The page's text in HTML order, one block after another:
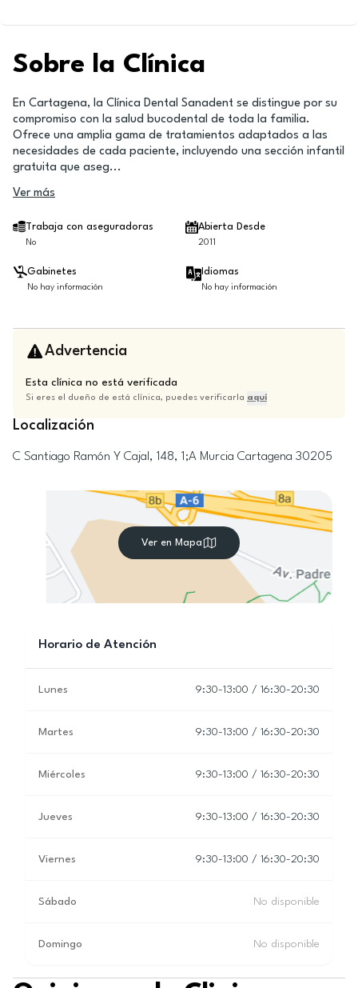
Sobre la Clínica
En Cartagena, la Clínica Dental Sanadent se distingue por su
compromiso con la salud bucodental de toda la familia.
Ofrece una amplia gama de tratamientos adaptados a las
necesidades de cada paciente, incluyendo una sección infantil
gratuita que aseg...
Ver más
Trabaja con aseguradoras
No
Abierta Desde
2011
Gabinetes
No hay información
Idiomas
No hay información
Advertencia
Esta clínica no está verificada
Si eres el dueño de está clínica, puedes verificarla aquí
Localización
C Santiago Ramón Y Cajal, 148, 1;A Murcia Cartagena 30205
Ver en Mapa
Horario de Atención
Lunes 9:30-13:00 / 16:30-20:30
Martes 9:30-13:00 / 16:30-20:30
Miércoles 9:30-13:00 / 16:30-20:30
Jueves 9:30-13:00 / 16:30-20:30
Viernes 9:30-13:00 / 16:30-20:30
Sábado No disponible
Domingo No disponible